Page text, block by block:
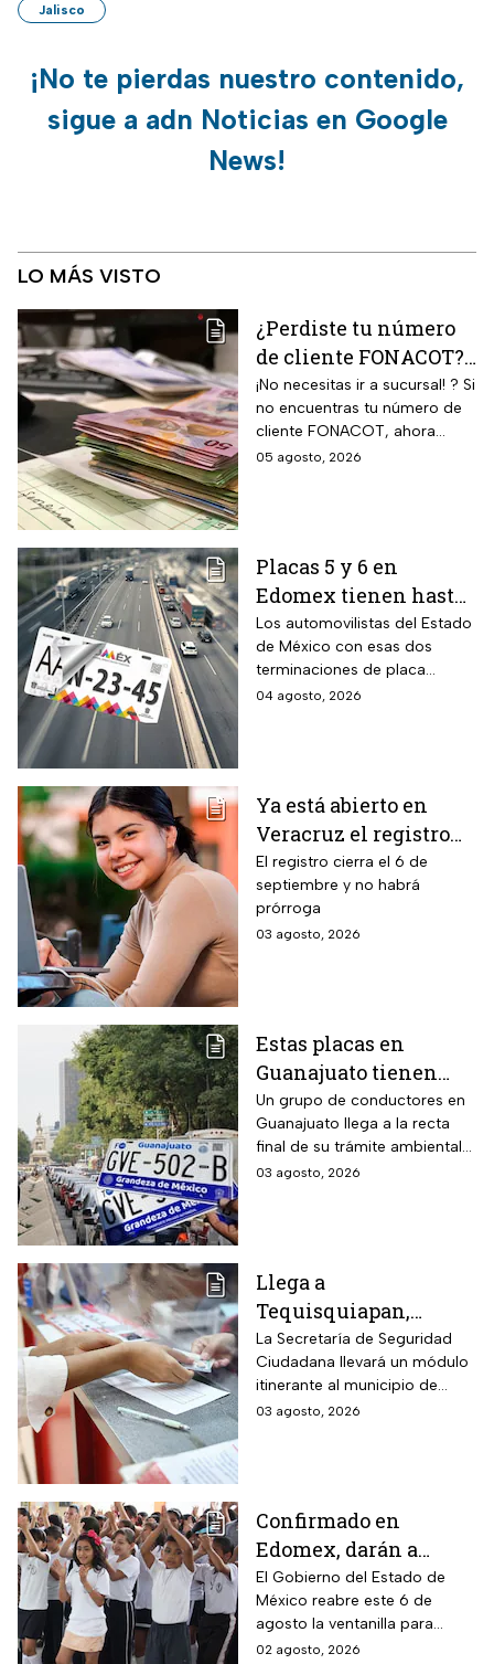
Jalisco
¡No te pierdas nuestro contenido,
sigue a adn Noticias en Google
News!
LO MÁS VISTO
¿Perdiste tu número
de cliente FONACOT?
Así puedes
recuperarlo y
consultar tu crédito
2026
¡No necesitas ir a sucursal! ? Si
no encuentras tu número de
cliente FONACOT, ahora
puedes recuperarlo y
05 agosto, 2026
Placas 5 y 6 en
Edomex tienen hasta
el 31 de agosto 2026
para realizar la
verificación
vehicular o recibirán
Los automovilistas del Estado
de México con esas dos
terminaciones de placa
enfrentan el cierre de su
sanción de miles de pesos.
04 agosto, 2026
Ya está abierto en
Veracruz el registro
para becas de hasta
$3,000 pesos para
estudiantes de todos
los niveles: fecha
El registro cierra el 6 de
septiembre y no habrá
prórroga
03 agosto, 2026
Estas placas en
Guanajuato tienen
hasta el 31 de agosto
2026 para realizar la
verificación
vehicular o habrá
Un grupo de conductores en
Guanajuato llega a la recta
final de su trámite ambiental
semestral. El descuido cuesta
03 agosto, 2026
Llega a
Tequisquiapan,
Querétaro, unidad
móvil de licencia de
conducir este martes
4 de agosto: los cupos
La Secretaría de Seguridad
Ciudadana llevará un módulo
itinerante al municipio de
Tequisquiapan, en Querétaro,
03 agosto, 2026
Confirmado en
Edomex, darán a
partir del 6 de agosto
segunda oportunidad
a quienes perdieron el
El Gobierno del Estado de
México reabre este 6 de
agosto la ventanilla para
quienes buscan un cambio de
02 agosto, 2026